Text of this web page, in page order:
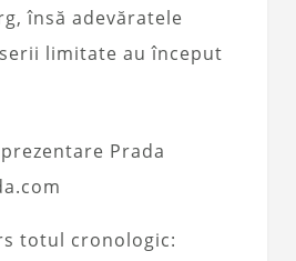
însă adevăratele
limitate au început
totul cronologic: